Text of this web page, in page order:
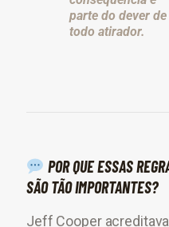
parte do dever de
todo atirador.
POR QUE ESSAS
SÃO TÃO IMPORTANTES?
Jeff Cooper acreditava